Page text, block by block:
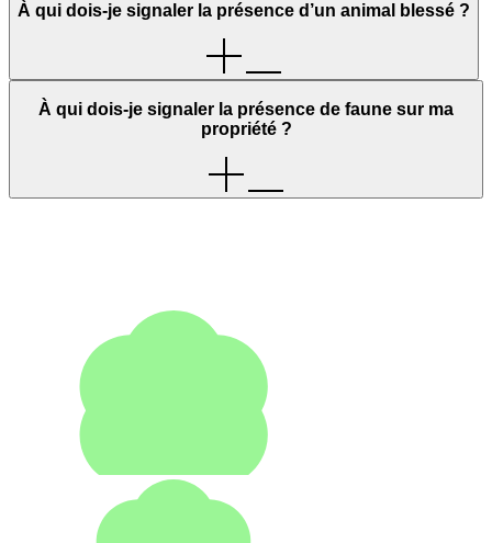
À qui dois-je signaler la présence d’un animal blessé ?
À qui dois-je signaler la présence de faune sur ma
propriété ?